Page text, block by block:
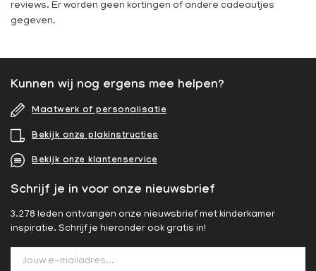
reviews. Er worden geen kortingen of andere cadeautjes
gegeven.
Kunnen wij nog ergens mee helpen?
Maatwerk of personalisatie
Bekijk onze plakinstructies
Bekijk onze klantenservice
Schrijf je in voor onze nieuwsbrief
3.278 leden ontvangen onze nieuwsbrief met kinderkamer
inspiratie. Schrijf je hieronder ook gratis in!